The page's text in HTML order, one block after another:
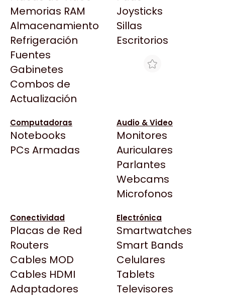
Memorias RAM
Almacenamiento
Refrigeración
Fuentes
Gabinetes
Combos de
Actualización
Joysticks
Sillas
Escritorios
Computadoras
Notebooks
PCs Armadas
Audio & Video
Monitores
Auriculares
Parlantes
Webcams
Microfonos
Conectividad
Placas de Red
Routers
Cables MOD
Cables HDMI
Adaptadores
Electrónica
Smartwatches
Smart Bands
Celulares
Tablets
Televisores
Acer
Adata
AeroCool
Antec
Arkham
Asrock
BenQ
CX
Cooler Master
Deepcool
Dell
EVGA
Gamemax
Genesis
Genius
Todas las Tiendas
Click Gaming
Compufan Store
Dinobyte
Full H4rd
Gaming City
Gezatek
HT FACE PLATE.ADAPT/JELUZ
Ver producto en la página de Max Tecno